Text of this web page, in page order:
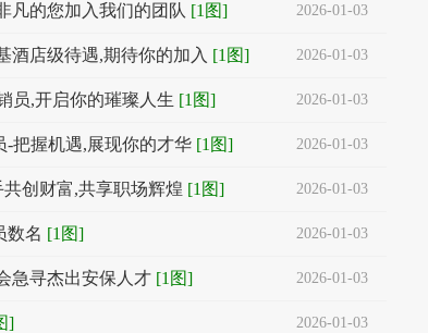
凡的您加入我们的团队 [1图] 2026-01-03
酒店级待遇,期待你的加入 [1图] 2026-01-03
员,开启你的璀璨人生 [1图] 2026-01-03
把握机遇,展现你的才华 [1图] 2026-01-03
创财富,共享职场辉煌 [1图] 2026-01-03
数名 [1图] 2026-01-03
急寻杰出安保人才 [1图] 2026-01-03
] 2026-01-03